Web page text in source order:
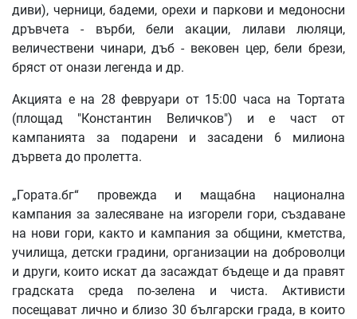
диви), черници, бадеми, орехи и паркови и медоносни
дръвчета - върби, бели акации, лилави люляци,
величествени чинари, дъб - вековен цер, бели брези,
бряст от онази легенда и др.
Акцията е на 28 февруари от 15:00 часа на Тортата
(площад "Константин Величков") и е част от
кампанията за подарени и засадени 6 милиона
дървета до пролетта.
„Гората.бг“ провежда и мащабна национална
кампания за залесяване на изгорели гори, създаване
на нови гори, както и кампания за общини, кметства,
училища, детски градини, организации на доброволци
и други, които искат да засаждат бъдеще и да правят
градската среда по-зелена и чиста. Активисти
посещават лично и близо 30 български града, в които